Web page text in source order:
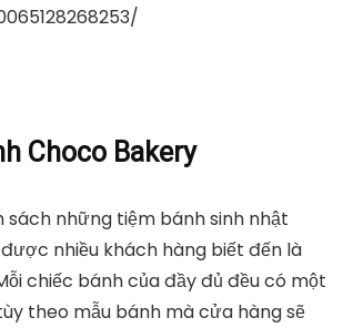
Choco Bakery
sách những tiệm bánh sinh nhật
nhiều khách hàng biết đến là
chiếc bánh của đầy đủ đều có một
theo mẫu bánh mà cửa hàng sẽ